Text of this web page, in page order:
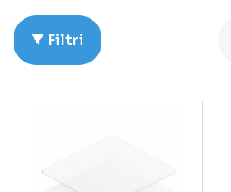
Filtri